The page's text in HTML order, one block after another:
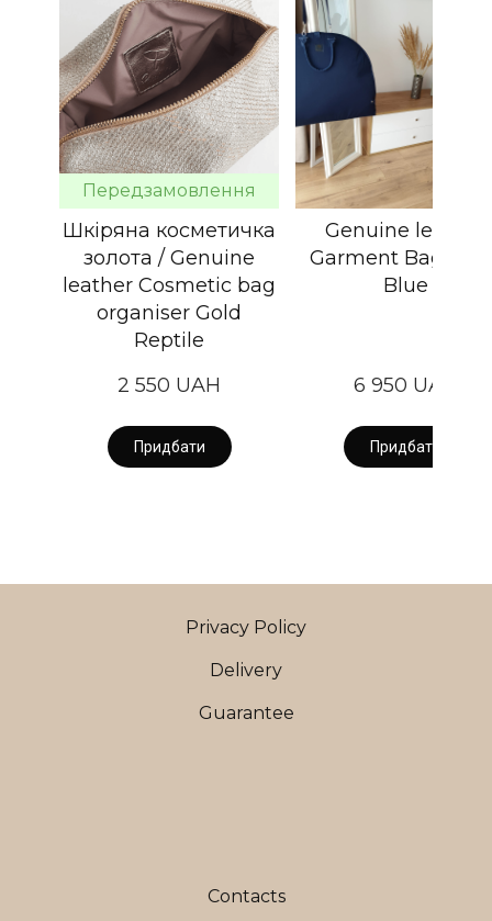
Передзамовлення
Шкіряна косметичка
золота / Genuine
leather Cosmetic bag
organiser Gold
Reptile
2 550 UAH
Придбати
Genuine leather
Garment Bag
Blue
6 950 UAH
Придбати
Privacy Policy
Delivery
Guarantee
Contacts